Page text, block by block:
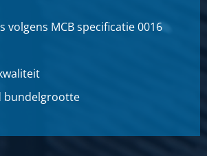
volgens MCB specificatie 0016
bundelgrootte